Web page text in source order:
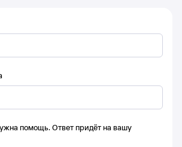
помощь. Ответ придёт на вашу